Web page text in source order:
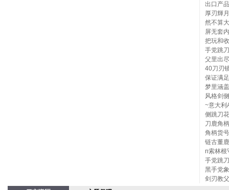
出口产
厚刃輝
然不算
屏无套
把玩和
手党跳
父里出
40刀刃
保证满
梦里涵
风格剑
~意大利
侧跳刀
刀鹿角
角柄货
链古董
n索林根
手党跳
黑手党
剑刃教